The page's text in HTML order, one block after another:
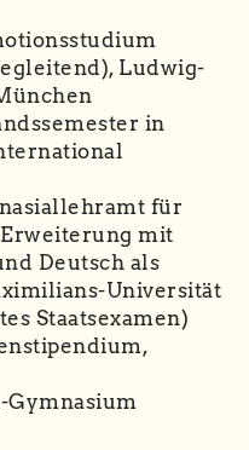
Ludwig-
in
für
mit
Deutsch als
Universität
Staatsexamen)
Gymnasium